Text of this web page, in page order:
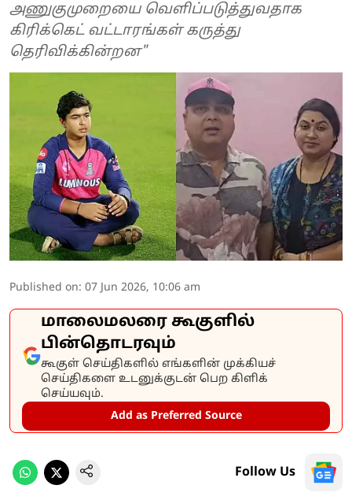
அணுகுமுறையை வெளிப்படுத்துவதாக
கிரிக்கெட் வட்டாரங்கள் கருத்து
தெரிவிக்கின்றன"
Published on: 07 Jun 2026, 10:06 am
மாலைமலரை கூகுளில்
பின்தொடரவும்
கூகுள் செய்திகளில் எங்களின் முக்கியச்
செய்திகளை உடனுக்குடன் பெற கிளிக்
செய்யவும்.
Add as Preferred Source
Follow Us